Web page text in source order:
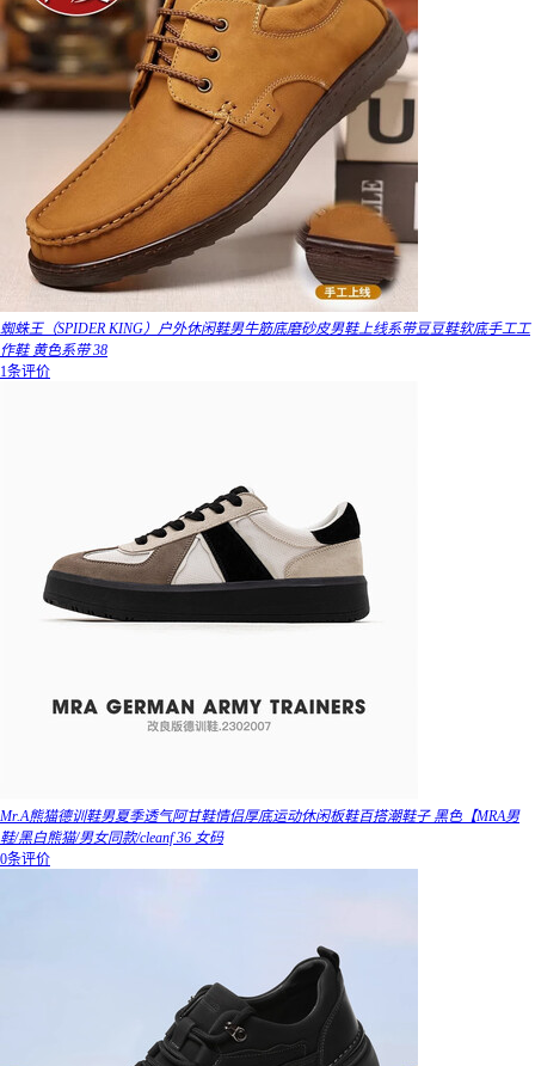
蜘蛛王（SPIDER KING）户外休闲鞋男牛筋底磨砂皮男鞋上线系带豆豆鞋软底手工工
作鞋 黄色系带 38
1条评价
Mr.A熊猫德训鞋男夏季透气阿甘鞋情侣厚底运动休闲板鞋百搭潮鞋子 黑色【MRA男
鞋/黑白熊猫/男女同款/cleanf 36 女码
0条评价